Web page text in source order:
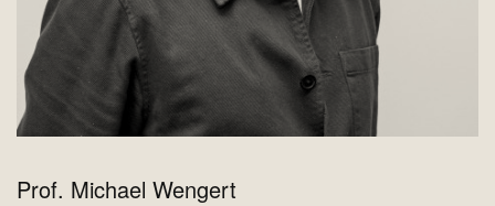
Prof. Michael Wengert